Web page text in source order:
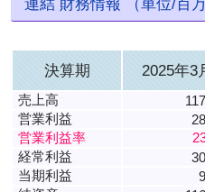
決算期 2025年3
売上高
営業利益
営業利益率
経常利益
当期利益